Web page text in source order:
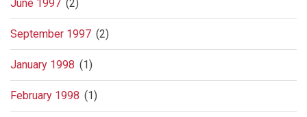
June 1997 (2)
September 1997 (2)
January 1998 (1)
February 1998 (1)